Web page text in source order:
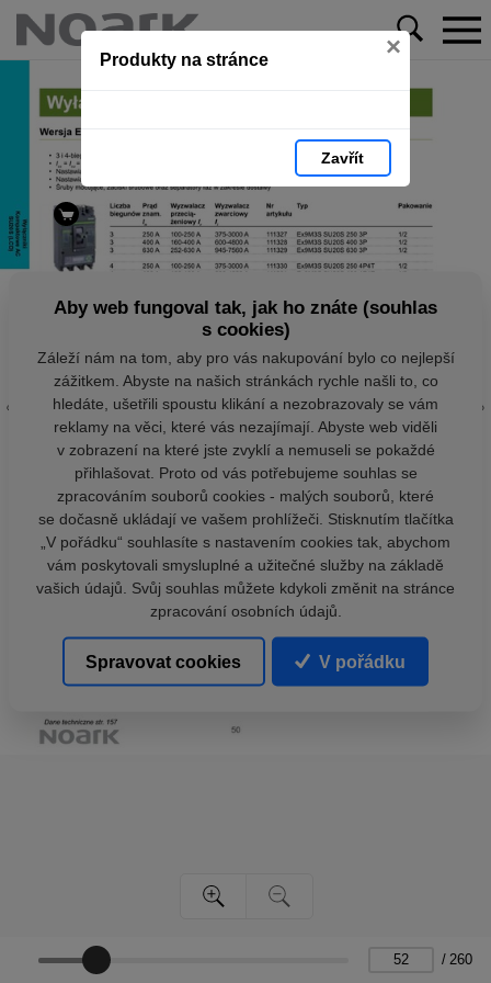
Produkty na stránce ×
Zavřít
/ 260
Aby web fungoval tak, jak ho znáte (souhlas
s cookies)
Záleží nám na tom, aby pro vás nakupování bylo co nejlepší
zážitkem. Abyste na našich stránkách rychle našli to, co
hledáte, ušetřili spoustu klikání a nezobrazovaly se vám
reklamy na věci, které vás nezajímají. Abyste web viděli
v zobrazení na které jste zvyklí a nemuseli se pokaždé
přihlašovat. Proto od vás potřebujeme souhlas se
zpracováním souborů cookies - malých souborů, které
se dočasně ukládají ve vašem prohlížeči. Stisknutím tlačítka
„V pořádku“ souhlasíte s nastavením cookies tak, abychom
vám poskytovali smysluplné a užitečné služby na základě
vašich údajů. Svůj souhlas můžete kdykoli změnit na stránce
zpracování osobních údajů.
Spravovat cookies V pořádku